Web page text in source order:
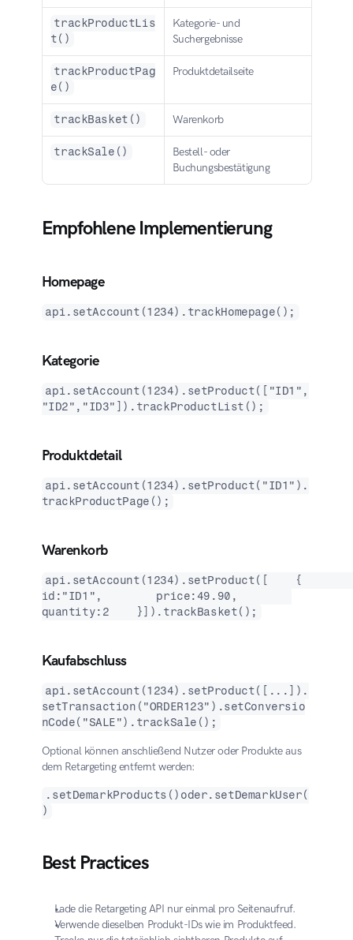
trackProductLis
t()
Kategorie- und
Suchergebnisse
trackProductPag
e()
Produktdetailseite
trackBasket() Warenkorb
trackSale()
Bestell- oder
Buchungsbestätigung
Empfohlene Implementierung
Homepage
api.setAccount(1234).trackHomepage();
Kategorie
api.setAccount(1234).setProduct(["ID1",
"ID2","ID3"]).trackProductList();
Produktdetail
api.setAccount(1234).setProduct("ID1").
trackProductPage();
Warenkorb
api.setAccount(1234).setProduct([    {
id:"ID1",        price:49.90,
quantity:2    }]).trackBasket();
Kaufabschluss
api.setAccount(1234).setProduct([...]).
setTransaction("ORDER123").setConversio
nCode("SALE").trackSale();
Optional können anschließend Nutzer oder Produkte aus
dem Retargeting entfernt werden:
.setDemarkProducts()oder.setDemarkUser(
)
Best Practices
Lade die Retargeting API nur einmal pro Seitenaufruf.
Verwende dieselben Produkt-IDs wie im Produktfeed.